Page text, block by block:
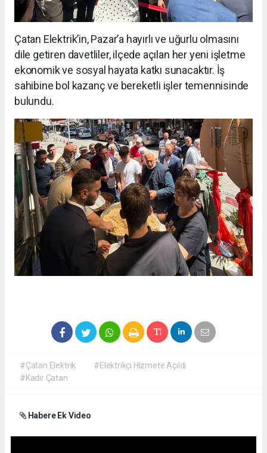
Çatan Elektrik’in, Pazar’a hayırlı ve uğurlu olmasını
dile getiren davetliler, ilçede açılan her yeni işletme
ekonomik ve sosyal hayata katkı sunacaktır. İş
sahibine bol kazanç ve bereketli işler temennisinde
bulundu.
#Çatan Elektrik
#Elektrikçi Hizmete Açıldı
#Kadir Çatan
Habere Ek Video